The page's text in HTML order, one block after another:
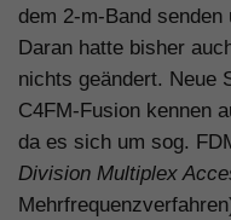
dem 2-m-Band senden
Daran hatte bisher
nichts geändert. Neue
C4FM-Fusion kennen
da es sich um sog.
Division Multiplex